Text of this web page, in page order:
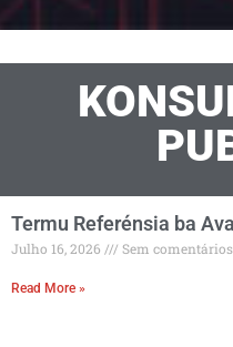
Termu Referénsia ba
Julho 16, 2026 Sem comentários
Read More »